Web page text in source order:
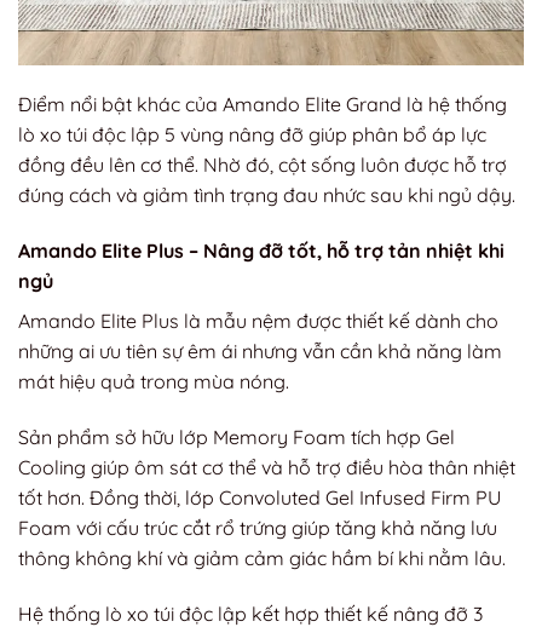
Điểm nổi bật khác của Amando Elite Grand là hệ thống
lò xo túi độc lập 5 vùng nâng đỡ giúp phân bổ áp lực
đồng đều lên cơ thể. Nhờ đó, cột sống luôn được hỗ trợ
đúng cách và giảm tình trạng đau nhức sau khi ngủ dậy.
Amando Elite Plus – Nâng đỡ tốt, hỗ trợ tản nhiệt khi
ngủ
Amando Elite Plus là mẫu nệm được thiết kế dành cho
những ai ưu tiên sự êm ái nhưng vẫn cần khả năng làm
mát hiệu quả trong mùa nóng.
Sản phẩm sở hữu lớp Memory Foam tích hợp Gel
Cooling giúp ôm sát cơ thể và hỗ trợ điều hòa thân nhiệt
tốt hơn. Đồng thời, lớp Convoluted Gel Infused Firm PU
Foam với cấu trúc cắt rổ trứng giúp tăng khả năng lưu
thông không khí và giảm cảm giác hầm bí khi nằm lâu.
Hệ thống lò xo túi độc lập kết hợp thiết kế nâng đỡ 3